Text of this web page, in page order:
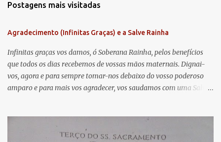
e
t
á
r
i
o
Postagens mais visitadas
Agradecimento (Infinitas Graças) e a Salve Rainha
Infinitas graças vos damos, ó Soberana Rainha, pelos benefícios
que todos os dias recebemos de vossas mãos maternais. Dignai-
vos, agora e para sempre tomar-nos debaixo do vosso poderoso
amparo e para mais vos agradecer, vos saudamos com uma Salve
lágrimas. Eia, pois, Advogada nossa, estes vossos olhos